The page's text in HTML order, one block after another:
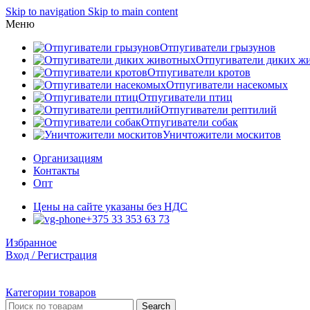
Skip to navigation Skip to main content
Меню
Отпугиватели грызунов
Отпугиватели диких
Отпугиватели кротов
Отпугиватели насекомых
Отпугиватели птиц
Отпугиватели рептилий
Отпугиватели собак
Уничтожители москитов
Организациям
Контакты
Опт
Цены на сайте указаны без НДС
+375 33 353 63 73
Избранное
Вход / Регистрация
Категории товаров
Search